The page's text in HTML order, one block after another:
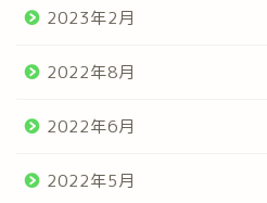
2023年2月
2022年8月
2022年6月
2022年5月